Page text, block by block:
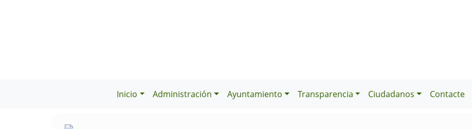
Inicio Administración Ayuntamiento Transparencia Ciudadanos Contacte